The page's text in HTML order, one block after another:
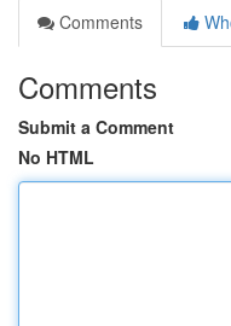
Comments
Comments
Submit a Comment
No HTML